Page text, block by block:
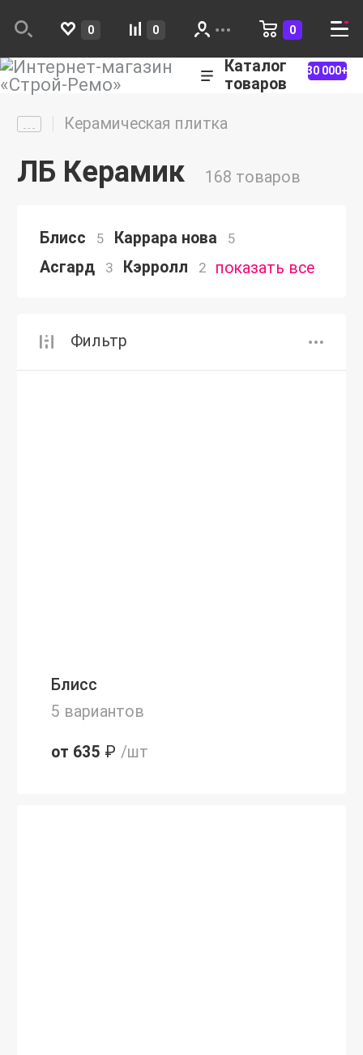
0 0 0
Каталог
товаров
30 000+
Керамическая плитка
ЛБ Керамик 168 товаров
Блисс 5 Каррара нова 5
Асгард 3 Кэрролл 2 показать все
Фильтр
Блисс
5 вариантов
от 635 ₽ /шт